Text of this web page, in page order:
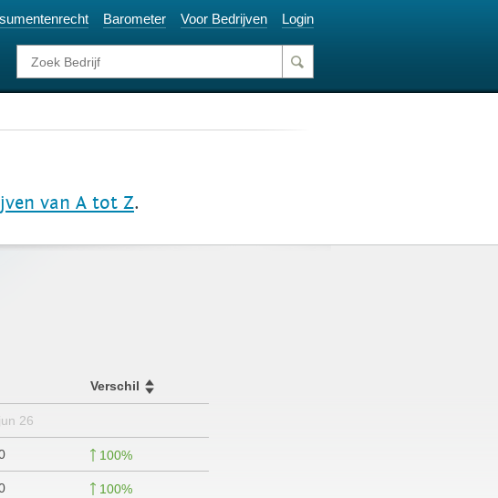
Barometer Voor Bedrijven Login
van A tot Z.
Verschil
jun 26
100%
100%